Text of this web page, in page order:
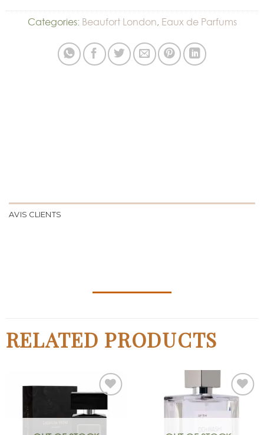
Categories: Beaufort London, Eaux de Parfums
AVIS CLIENTS
RELATED PRODUCTS
Ajouter
à la liste
de
Ajouter
à la liste
de